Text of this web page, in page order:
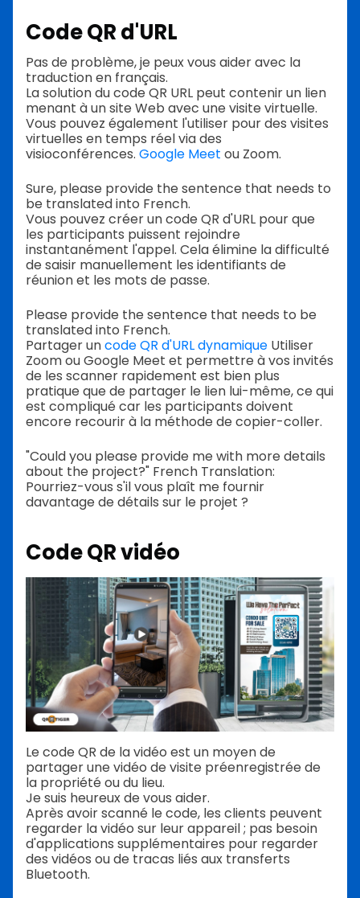
Code QR d'URL
Pas de problème, je peux vous aider avec la
traduction en français.
La solution du code QR URL peut contenir un lien
menant à un site Web avec une visite virtuelle.
Vous pouvez également l'utiliser pour des visites
virtuelles en temps réel via des
visioconférences. Google Meet ou Zoom.
Sure, please provide the sentence that needs to
be translated into French.
Vous pouvez créer un code QR d'URL pour que
les participants puissent rejoindre
instantanément l'appel. Cela élimine la difficulté
de saisir manuellement les identifiants de
réunion et les mots de passe.
Please provide the sentence that needs to be
translated into French.
Partager uncode QR d'URL dynamique Utiliser
Zoom ou Google Meet et permettre à vos invités
de les scanner rapidement est bien plus
pratique que de partager le lien lui-même, ce qui
est compliqué car les participants doivent
encore recourir à la méthode de copier-coller.
"Could you please provide me with more details
about the project?" French Translation:
Pourriez-vous s'il vous plaît me fournir
davantage de détails sur le projet ?
Code QR vidéo
Le code QR de la vidéo est un moyen de
partager une vidéo de visite préenregistrée de
la propriété ou du lieu.
Je suis heureux de vous aider.
Après avoir scanné le code, les clients peuvent
regarder la vidéo sur leur appareil ; pas besoin
d'applications supplémentaires pour regarder
des vidéos ou de tracas liés aux transferts
Bluetooth.